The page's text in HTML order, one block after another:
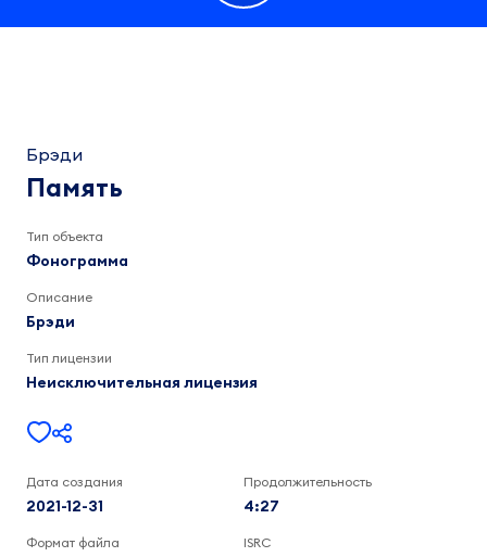
БрэдиБрэди
Память
Тип объекта
Фонограмма
Описание
Брэди
Тип лицензии
Неисключительная лицензия
Дата создания
2021-12-31
Продолжительность
4:27
Формат файла ISRC